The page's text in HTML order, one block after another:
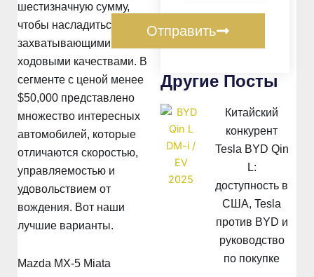
шестизначную сумму,
чтобы насладиться
захватывающими
ходовыми качествами. В
сегменте с ценой менее
$50,000 представлено
множество интересных
автомобилей, которые
отличаются скоростью,
управляемостью и
удовольствием от
вождения. Вот наши
лучшие варианты.
Mazda MX-5 Miata
Отправить
Другие Посты
Китайский
конкурент
Tesla BYD Qin
L:
доступность в
США, Tesla
против BYD и
руководство
по покупке